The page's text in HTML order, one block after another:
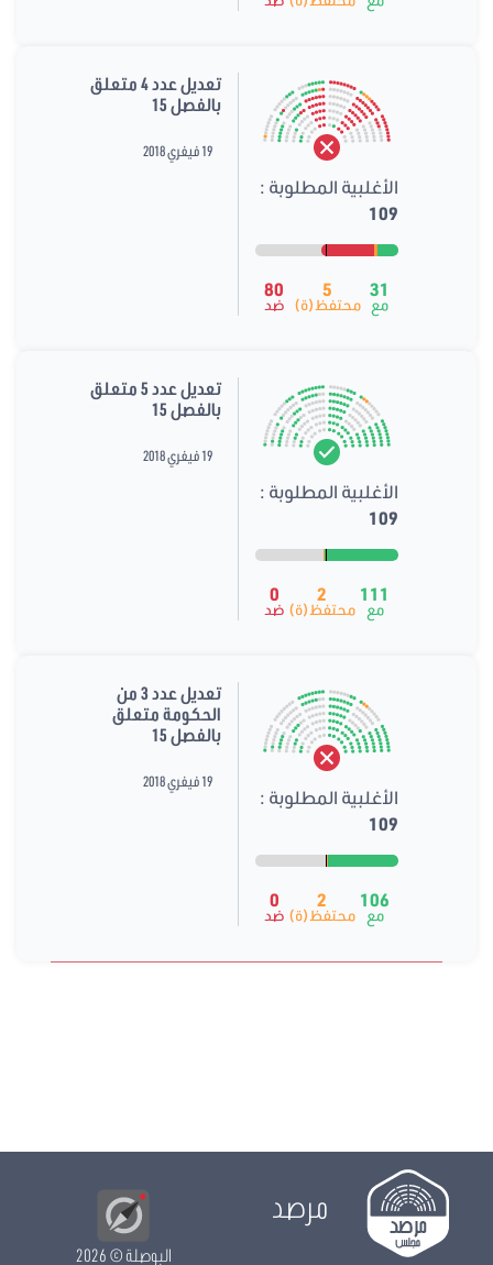
الأغلبية المطلوبة :
109
31
مع
5
محتفظ(ة)
80
ضد
تعديل عدد 4 متعلق
بالفصل 15
19 فيفري 2018
الأغلبية المطلوبة :
109
111
مع
2
محتفظ(ة)
0
ضد
تعديل عدد 5 متعلق
بالفصل 15
19 فيفري 2018
الأغلبية المطلوبة :
109
106
مع
2
محتفظ(ة)
0
ضد
تعديل عدد 3 من
الحكومة متعلق
بالفصل 15
19 فيفري 2018
مرصد
البوصلة© 2026